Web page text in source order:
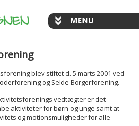
blev stiftet d. 5 marts 2001 ved
og Selde Borgerforening.
vedtægter er det
aktiviteter for børn og unge samt at
og motionsmuligheder for alle